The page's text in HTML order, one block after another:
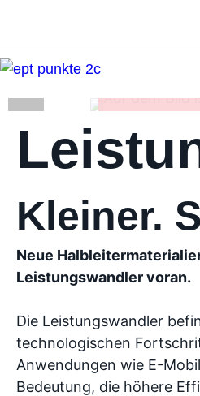
Kleiner.
Neue
Leistungswandler voran.
Die Leistungswandler
technologischen
Anwendungen wie E-
Bedeutung, die höhere